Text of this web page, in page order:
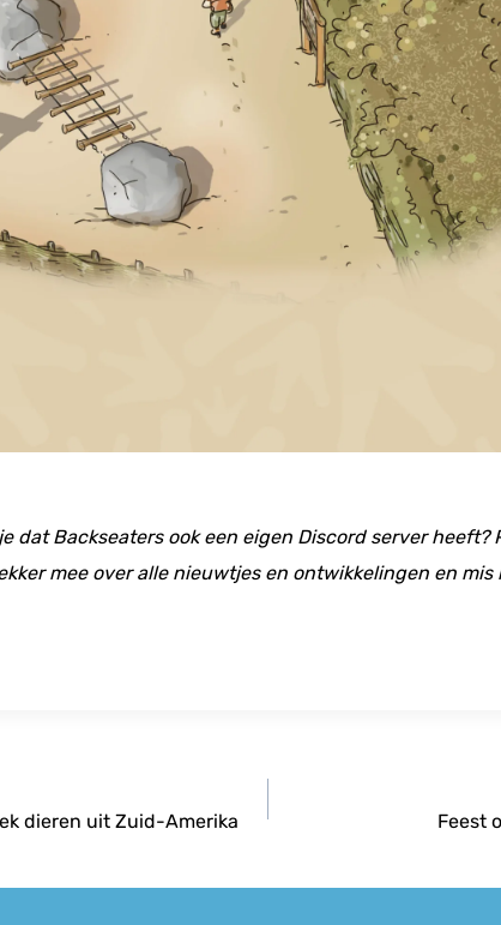
dat Backseaters ook een eigen Discord server heeft?
mee over alle nieuwtjes en ontwikkelingen en mis
dieren uit Zuid-Amerika Feest